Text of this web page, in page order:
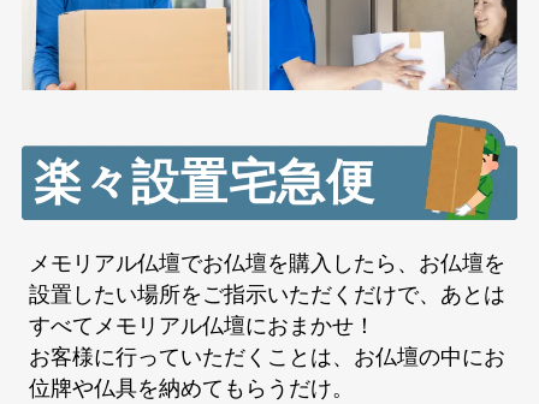
楽々設置宅急便
メモリアル仏壇でお仏壇を購入したら、お仏壇を
設置したい場所をご指示いただくだけで、あとは
すべてメモリアル仏壇におまかせ！
お客様に行っていただくことは、お仏壇の中にお
位牌や仏具を納めてもらうだけ。